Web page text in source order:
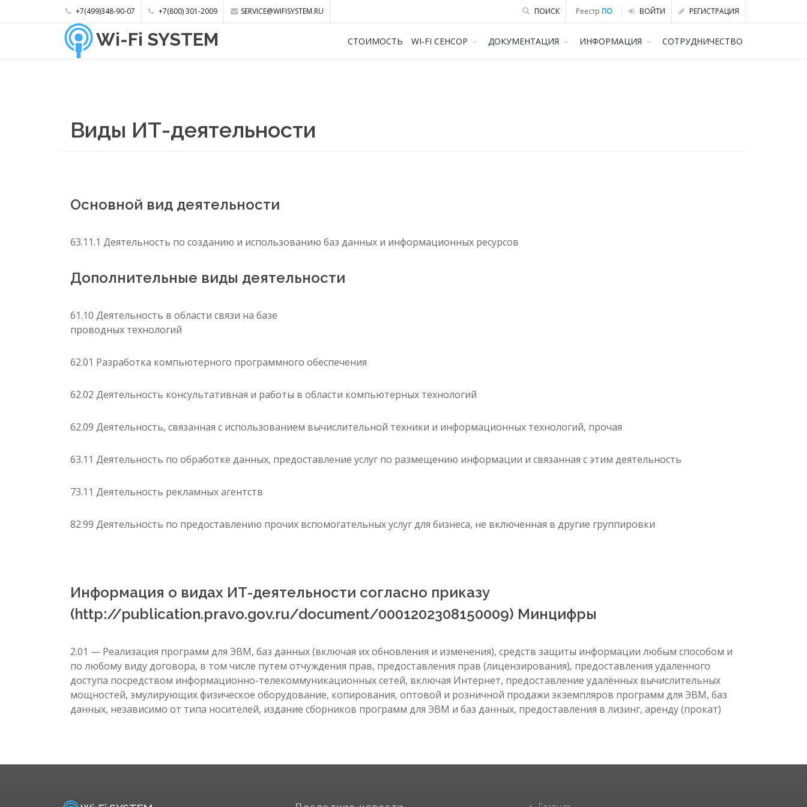
+7(499)348-90-07 +7(800) 301-2009 SERVICE@WIFISYSTEM.RU ПОИСК Реестр ПО ВОЙТИ РЕГИСТРАЦИЯ
Wi-Fi SYSTEM СТОИМОСТЬ WI-FI СЕНСОР ДОКУМЕНТАЦИЯ ИНФОРМАЦИЯ СОТРУДНИЧЕСТВО
Виды ИТ-деятельности
Основной вид деятельности
63.11.1 Деятельность по созданию и использованию баз данных и информационных ресурсов
Дополнительные виды деятельности
61.10 Деятельность в области связи на базе
проводных технологий
62.01 Разработка компьютерного программного обеспечения
62.02 Деятельность консультативная и работы в области компьютерных технологий
62.09 Деятельность, связанная с использованием вычислительной техники и информационных технологий, прочая
63.11 Деятельность по обработке данных, предоставление услуг по размещению информации и связанная с этим деятельность
73.11 Деятельность рекламных агентств
82.99 Деятельность по предоставлению прочих вспомогательных услуг для бизнеса, не включенная в другие группировки
Информация о видах ИТ-деятельности согласно приказу
(http://publication.pravo.gov.ru/document/0001202308150009) Минцифры
2.01 — Реализация программ для ЭВМ, баз данных (включая их обновления и изменения), средств защиты информации любым способом и
по любому виду договора, в том числе путем отчуждения прав, предоставления прав (лицензирования), предоставления удаленного
доступа посредством информационно-телекоммуникационных сетей, включая Интернет, предоставление удалённых вычислительных
мощностей, эмулирующих физическое оборудование, копирования, оптовой и розничной продажи экземпляров программ для ЭВМ, баз
данных, независимо от типа носителей, издание сборников программ для ЭВМ и баз данных, предоставления в лизинг, аренду (прокат)